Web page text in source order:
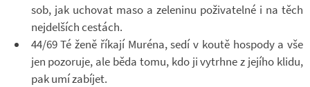
sob, jak ucho­vat maso a ze­le­ninu po­ži­va­telné i na těch
nejdel­ších cestách.
44/69 Té ženě ří­kají Muréna, sedí v koutě hos­pody a vše
jen po­zo­ruje, ale běda tomu, kdo ji vy­trhne z je­jího klidu,
pak umí za­bí­jet.